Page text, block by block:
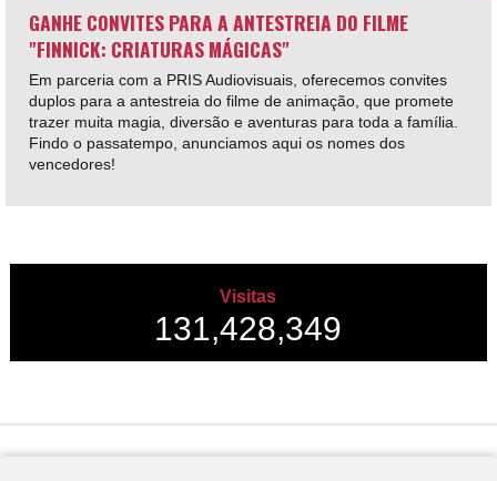
GANHE CONVITES PARA A ANTESTREIA DO FILME
"FINNICK: CRIATURAS MÁGICAS"
Em parceria com a PRIS Audiovisuais, oferecemos convites
duplos para a antestreia do filme de animação, que promete
trazer muita magia, diversão e aventuras para toda a família.
Findo o passatempo, anunciamos aqui os nomes dos
vencedores!
Visitas
131,428,349